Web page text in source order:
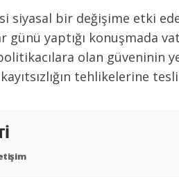
siyasal bir değişime etki
günü yaptığı konuşmada
olan güveninin
tehlikelerine